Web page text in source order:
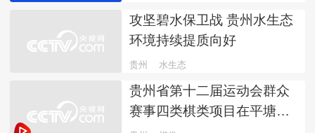
攻坚碧水保卫战 贵州水生态
环境持续提质向好
贵州 水生态
贵州省第十二届运动会群众
赛事四类棋类项目在平塘落